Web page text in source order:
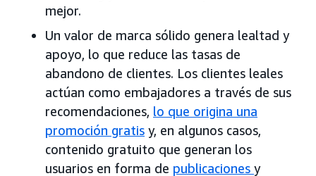
mejor.
Un valor de marca sólido genera lealtad y
apoyo, lo que reduce las tasas de
abandono de clientes. Los clientes leales
actúan como embajadores a través de sus
recomendaciones, lo que origina una
promoción gratis y, en algunos casos,
contenido gratuito que generan los
usuarios en forma de publicaciones y